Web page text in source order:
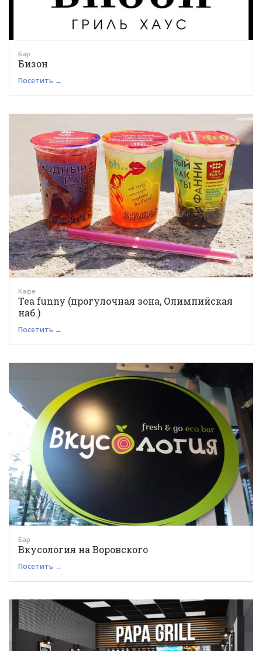
Бар
Бизон
Посетить →
Кафе
Tea funny (прогулочная зона, Олимпийская
наб.)
Посетить →
Бар
Вкусология на Воровского
Посетить →